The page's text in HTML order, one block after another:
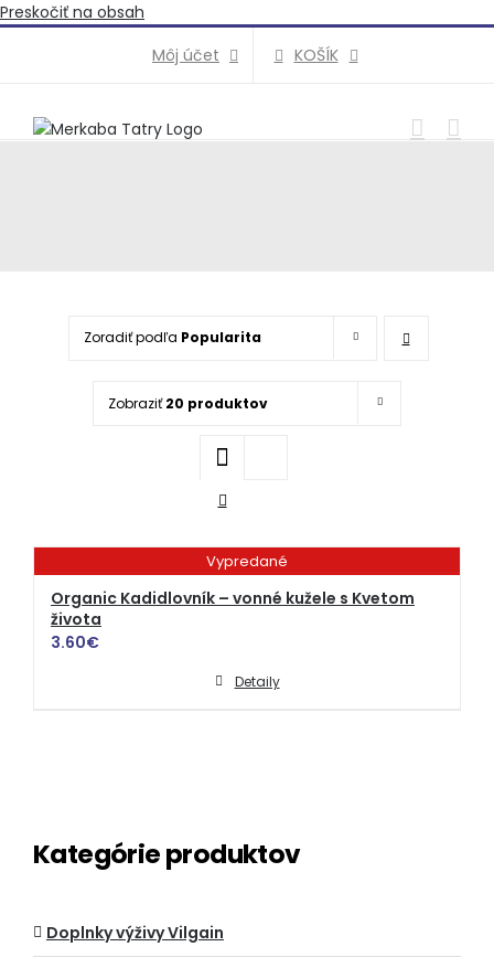
Preskočiť na obsah
Môj účet
KOŠÍK
Zoradiť podľa Popularita
Zobraziť20 produktov
Vypredané
Organic Kadidlovník – vonné kužele s Kvetom
života
3.60€
Detaily
Kategórie produktov
Doplnky výživy Vilgain